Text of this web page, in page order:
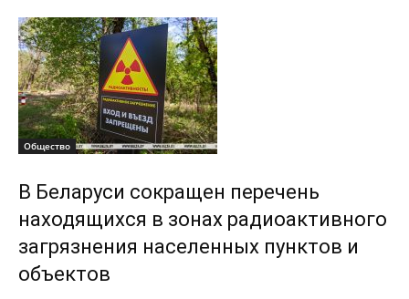
Общество
В Беларуси сокращен перечень
находящихся в зонах радиоактивного
загрязнения населенных пунктов и
объектов